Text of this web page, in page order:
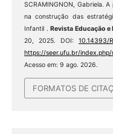
SCRAMINGNON, Gabriela.
na construção das
Infantil .Revista Educação
20, 2025. DOI:10.14393/
https://seer.ufu.br/
Acesso em: 9 ago. 2026.
FORMATOS DE